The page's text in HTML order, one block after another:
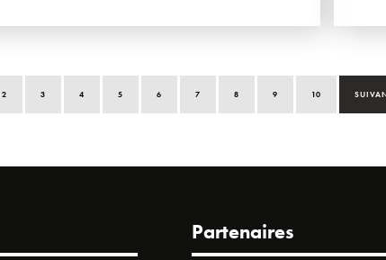
2 3 4 5 6 7 8 9 10
Partenaires